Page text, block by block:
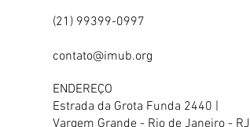
(21) 99399-0997
contato@imub.org
ENDEREÇO
Estrada da Grota Funda 2440 |